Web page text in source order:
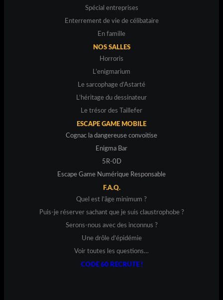
Spécial entreprises
Enterrement de vie de célibataire
En famille
NOS SALLES
Horroris
L’enigmarium
Le sarcophage d’Astarté
L’héritage du dessinateur
Le trésor des Taillefer
ESCAPE GAME MOBILE
Cognac la dangereuse convoitise
Enigma Bar
5R-0D
Escape Game Numérique Responsable
F.A.Q.
Quel est l’âge minimum ?
Puis-je réserver sachant que je suis claustrophobe ?
Serons-nous avec des inconnus ?
Une drôle d’épidémie
Voir toutes les questions…
CODE 60 RECRUTE !